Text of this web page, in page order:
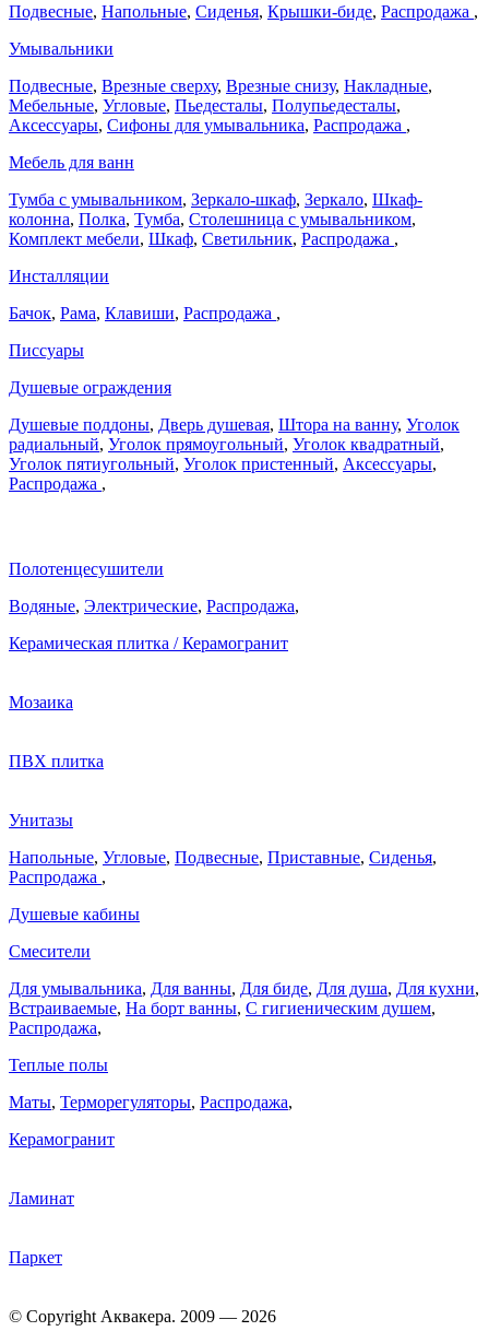
Подвесные, Напольные, Сиденья, Крышки-биде, Распродажа ,
Умывальники
Подвесные, Врезные сверху, Врезные снизу, Накладные,
Мебельные, Угловые, Пьедесталы, Полупьедесталы,
Аксессуары, Сифоны для умывальника, Распродажа ,
Мебель для ванн
Тумба с умывальником, Зеркало-шкаф, Зеркало, Шкаф-
колонна, Полка, Тумба, Столешница с умывальником,
Комплект мебели, Шкаф, Светильник, Распродажа ,
Инсталляции
Бачок, Рама, Клавиши, Распродажа ,
Писсуары
Душевые ограждения
Душевые поддоны, Дверь душевая, Штора на ванну, Уголок
радиальный, Уголок прямоугольный, Уголок квадратный,
Уголок пятиугольный, Уголок пристенный, Аксессуары,
Распродажа ,
Полотенцесушители
Водяные, Электрические, Распродажа,
Керамическая плитка / Керамогранит
Мозаика
ПВХ плитка
Унитазы
Напольные, Угловые, Подвесные, Приставные, Сиденья,
Распродажа ,
Душевые кабины
Смесители
Для умывальника, Для ванны, Для биде, Для душа, Для кухни,
Встраиваемые, На борт ванны, C гигиеническим душем,
Распродажа,
Теплые полы
Маты, Терморегуляторы, Распродажа,
Керамогранит
Ламинат
Паркет
© Copyright Аквакера. 2009 — 2026